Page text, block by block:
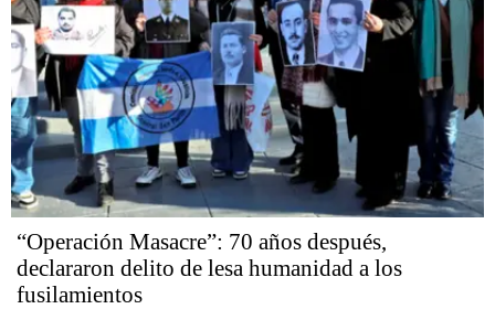
“Operación Masacre”: 70 años después,
declararon delito de lesa humanidad a los
fusilamientos